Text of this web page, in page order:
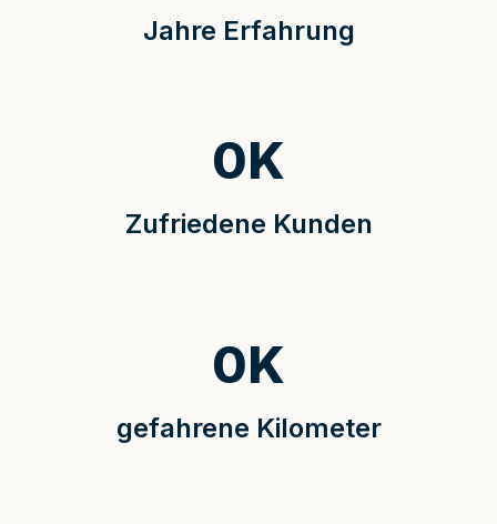
Jahre Erfahrung
Zufriedene Kunden
0K
gefahrene Kilometer
0K